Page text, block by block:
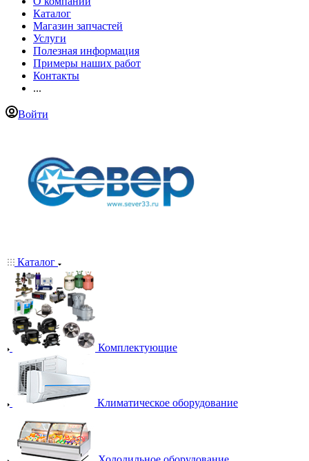
Каталог
Магазин запчастей
Услуги
Полезная информация
Примеры наших работ
Контакты
...
Войти
Каталог
Комплектующие
Климатическое оборудование